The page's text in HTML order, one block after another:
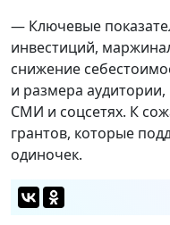
— Ключевые
инвестиций,
снижение
и размера
СМИ и соцсетях. К
грантов, которые
одиночек.